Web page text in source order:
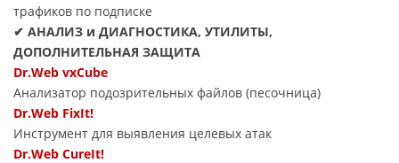
трафиков по подписке
✔ АНАЛИЗ и ДИАГНОСТИКА, УТИЛИТЫ,
ДОПОЛНИТЕЛЬНАЯ ЗАЩИТА
Dr.Web vxCube
Анализатор подозрительных файлов (песочница)
Dr.Web FixIt!
Инструмент для выявления целевых атак
Dr.Web CureIt!